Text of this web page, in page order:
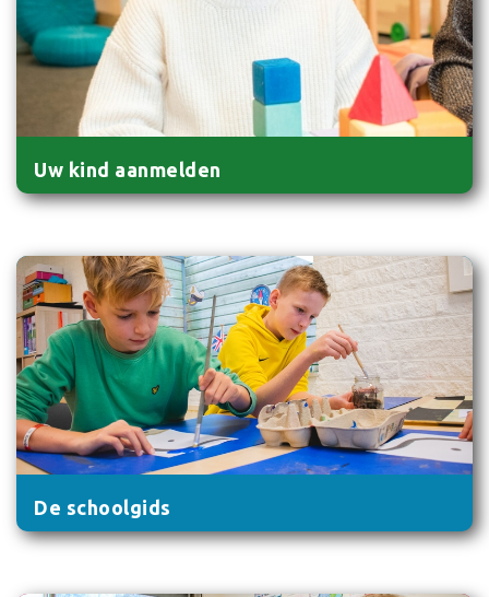
Uw kind aanmelden
De schoolgids